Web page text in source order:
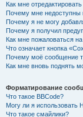
Как мне
Почему мне
Почему я не могу
Почему я получил
Как мне пожаловаться
Что означает кнопка
Почему моё сообщение
Как мне вновь поднять
Форматирование
Что такое BBCode?
Могу ли я использовать
Что такое смайлики?